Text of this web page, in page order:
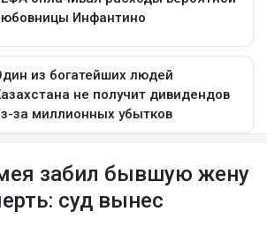
забил бывшую жену
суд вынес